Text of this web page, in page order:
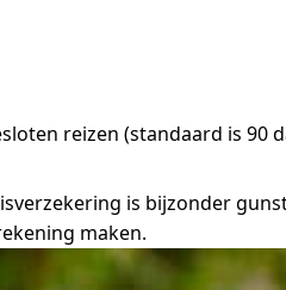
reizen (standaard is 90
is bijzonder
maken.